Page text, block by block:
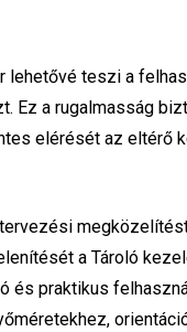
teszi a
Ez a rugalmasság
elérését az eltérő
a Tároló
és praktikus